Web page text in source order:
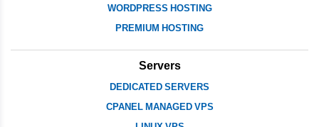
WORDPRESS HOSTING
PREMIUM HOSTING
Servers
DEDICATED SERVERS
CPANEL MANAGED VPS